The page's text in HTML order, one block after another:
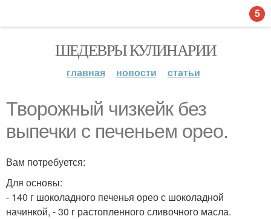
ШЕДЕВРЫ КУЛИНАРИИ
главная новости статьи
Творожный чизкейк без
выпечки с печеньем орео.
Вам потребуется:
Для основы:
- 140 г шоколадного печенья орео с шоколадной
начинкой, - 30 г растопленного сливочного масла.
5